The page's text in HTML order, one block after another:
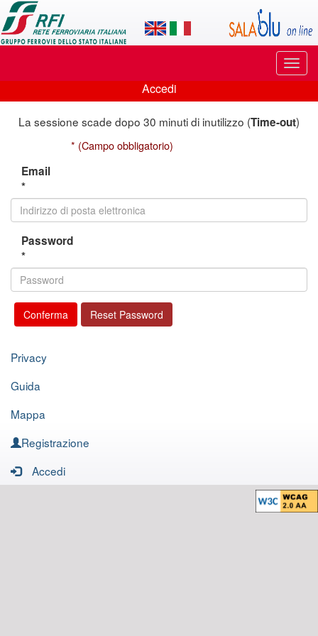
Applicazione
SalaBlu
Online
di
Rete
Ferroviaria
Italiana
di
Accedi
Accedi
La sessione scade dopo 30 minuti di inutilizzo (Time-out)
* (Campo obbligatorio)
Email
*
Password
*
Privacy
Guida
Mappa
Registrazione
Accedi